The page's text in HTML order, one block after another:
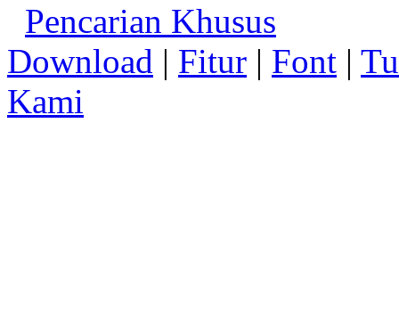
Pencarian Khusus
Download | Fitur | Font |
Kami